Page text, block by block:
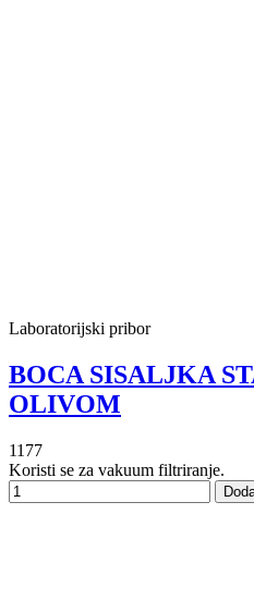
Laboratorijski pribor
BOCA SISALJKA
OLIVOM
1177
Koristi se za vakuum filtriranje.